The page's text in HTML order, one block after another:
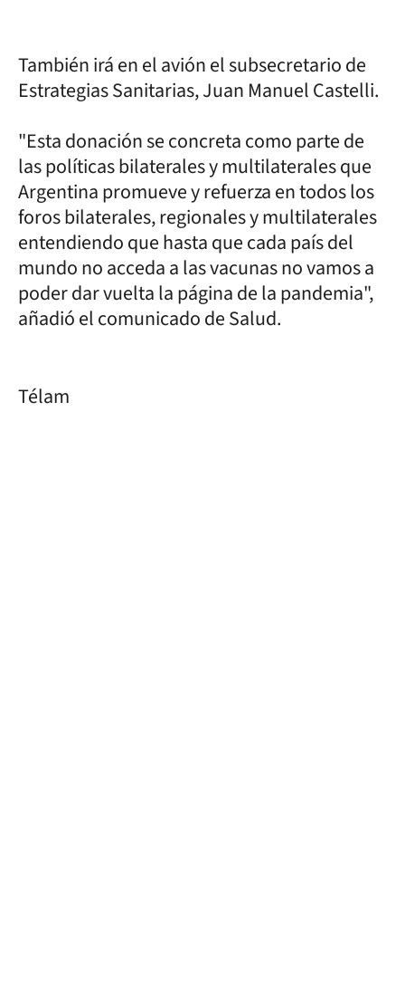
También irá en el avión el subsecretario de
Estrategias Sanitarias, Juan Manuel Castelli.
"Esta donación se concreta como parte de
las políticas bilaterales y multilaterales que
Argentina promueve y refuerza en todos los
foros bilaterales, regionales y multilaterales
entendiendo que hasta que cada país del
mundo no acceda a las vacunas no vamos a
poder dar vuelta la página de la pandemia",
añadió el comunicado de Salud.
Télam